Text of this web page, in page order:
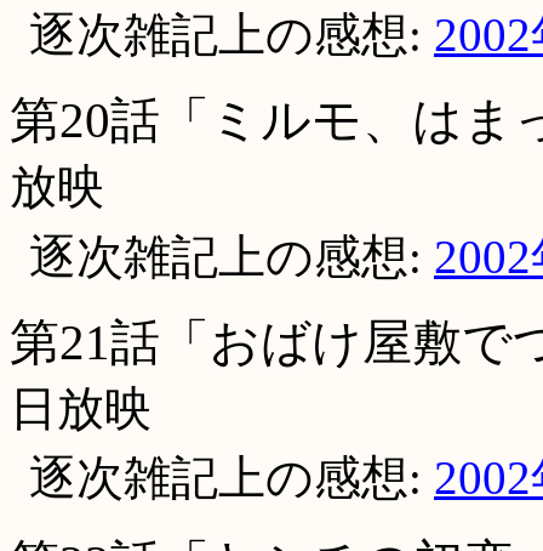
逐次雑記上の感想:
第20話「ミルモ、はま
放映
逐次雑記上の感想:
第21話「おばけ屋敷で
日放映
逐次雑記上の感想: